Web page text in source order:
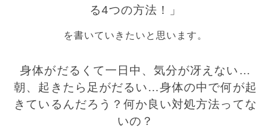
る4つの方法！」
を書いていきたいと思います。
身体がだるくて一日中、気分が冴えない…
朝、起きたら足がだるい…身体の中で何が起
きているんだろう？ 何か良い対処方法ってな
いの？